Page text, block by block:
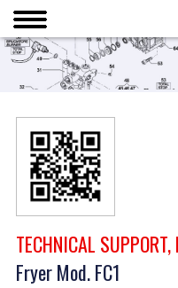
TECHNICAL
Fryer Mod. FC1